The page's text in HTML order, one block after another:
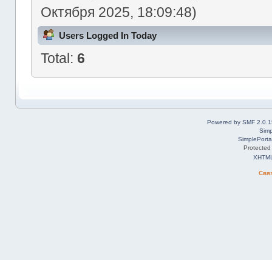
Октября 2025, 18:09:48)
Users Logged In Today
Total: 6
Powered by SMF